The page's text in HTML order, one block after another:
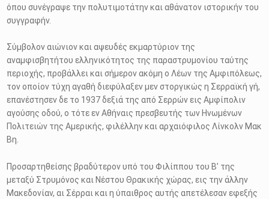
όπου συνέγραψε την πολυτιμοτάτην και αθάνατον ιστορικήν του
συγγραφήν.
Σύμβολον αιώνιον και αψευδές εκμαρτύριον της
αναμφισβητήτου ελληνικότητος της παραστρυμονίου ταύτης
περιοχής, προβάλλει και σήμερον ακόμη ο Λέων της Αμφιπόλεως,
τον οποίον τύχη αγαθή διεφύλαξεν μεν στοργικώς η Σερραϊκή γή,
επανέστησεν δε το 1937 δεξιά της από Σερρών εις Αμφίπολιν
αγούσης οδού, ο τότε εν Αθήναις πρεσβευτής των Ηνωμένων
Πολιτειών της Αμερικής, φιλέλλην και αρχαιόφιλος Λίνκολν Μακ
Βη.
Προσαρτηθείσης βραδύτερον υπό του Φιλίππου του Β’ της
μεταξύ Στρυμόνος και Νέστου Θρακικής χώρας, εις την άλλην
Μακεδονίαν, αι Σέρραι και η ύπαιθρος αυτής απετέλεσαν εφεξής